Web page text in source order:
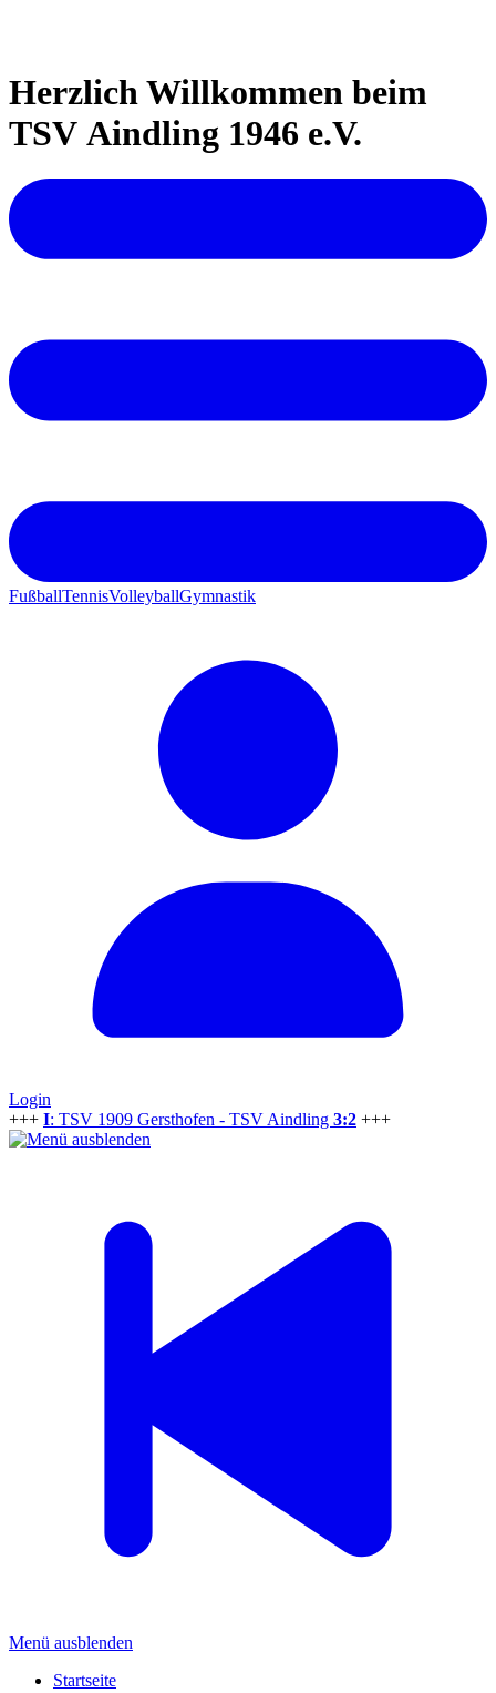
Herzlich Willkommen beim
TSV Aindling 1946 e.V.
FußballTennisVolleyballGymnastik
Login
+++ I: TSV 1909 Gersthofen - TSV Aindling 3:2 +++
Menü ausblenden
Startseite